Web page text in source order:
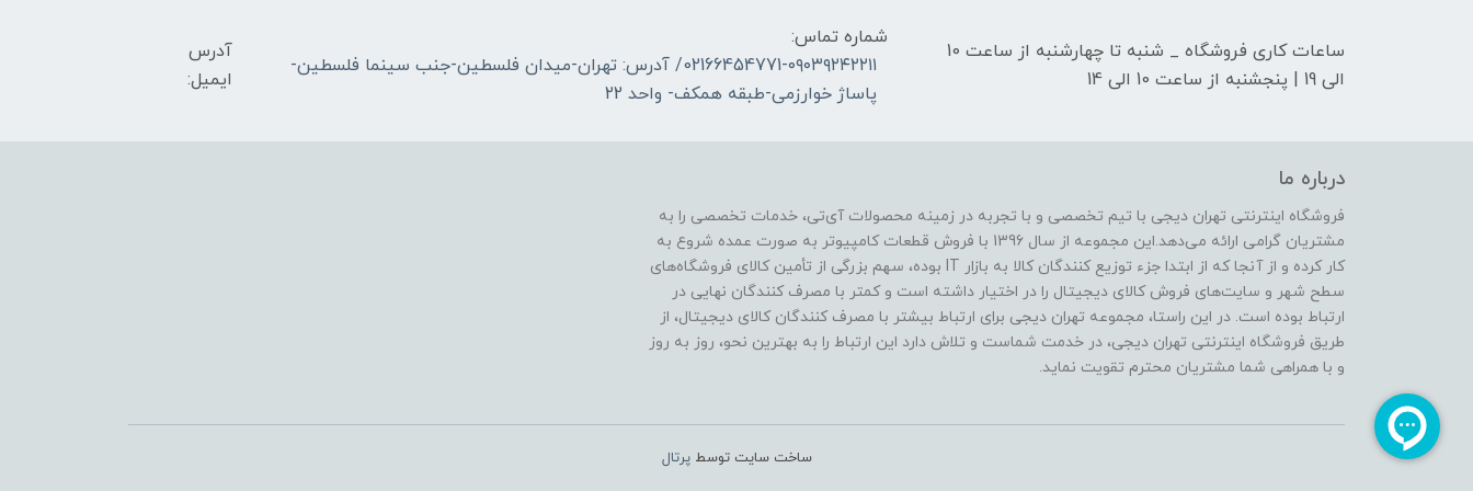
ساعات کاری فروشگاه _ شنبه تا چهارشنبه از ساعت 10
الی 19 | پنجشنبه از ساعت 10 الی 14
شماره تماس:
02166454771-۰۹۰۳۹۲۴۲۲۱۱/ آدرس: تهران-میدان فلسطین-جنب سینما فلسطین-
پاساژ خوارزمی-طبقه همکف- واحد 22
آدرس
ایمیل:
درباره ما
فروشگاه اینترنتی تهران دیجی با تیم تخصصی و با تجربه در زمینه محصولات آی‌تی، خدمات تخصصی را به
مشتریان گرامی ارائه می‌دهد.این مجموعه از سال 1396 با فروش قطعات کامپیوتر به صورت عمده شروع به
کار کرده و از آنجا که از ابتدا جزء توزیع کنندگان کالا به بازار IT بوده، سهم بزرگی از تأمین کالای فروشگاه‌های
سطح شهر و سایت‌های فروش کالای دیجیتال را در اختیار داشته است و کمتر با مصرف کنندگان نهایی در
ارتباط بوده است. در این راستا، مجموعه تهران دیجی برای ارتباط بیشتر با مصرف کنندگان کالای دیجیتال، از
طریق فروشگاه اینترنتی تهران دیجی، در خدمت شماست و تلاش دارد این ارتباط را به بهترین نحو، روز به روز
و با همراهی شما مشتریان محترم تقویت نماید.
ساخت سایت توسطپرتال